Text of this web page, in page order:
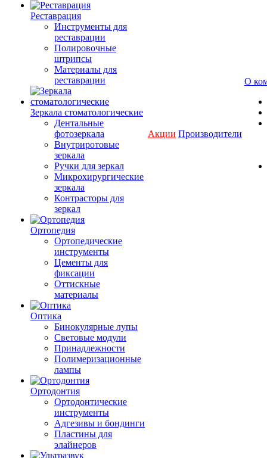
Реставрация
Инструменты для
реставрации
Полировочные
штрипсы
Материалы для
реставрации
Зеркала стоматологические
Дентальные
фотозеркала
Внутриротовые
зеркала
Ручки для зеркал
Микрохирургические
зеркала
Контрасторы для
зеркал
Ортопедия
Ортопедические
инструменты
Цементы для
фиксации
Оттискные
материалы
Оптика
Бинокулярные лупы
Световые модули
Принадлежности
Полимеризационные
лампы
Ортодонтия
Ортодонтические
инструменты
Адгезивы и бондинги
Пластины для
элайнеров
Акции Производители
О